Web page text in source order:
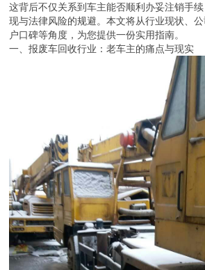
这背后不仅关系到车主能否顺利办妥注销手
现与法律风险的规避。本文将从行业现状、
户口碑等角度，为您提供一份实用指南。
一、报废车回收行业：老车主的痛点与现实